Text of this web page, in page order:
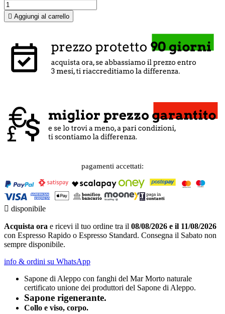
 Aggiungi al carrello
pagamenti accettati:
 disponibile
Acquista ora e ricevi il tuo ordine tra il 08/08/2026 e il 11/08/2026
con Espresso Rapido o Espresso Standard. Consegna il Sabato non
sempre disponibile.
info & ordini su WhatsApp
Sapone di Aleppo con fanghi del Mar Morto naturale
certificato unione dei produttori del Sapone di Aleppo.
Sapone rigenerante.
Collo e viso, corpo.